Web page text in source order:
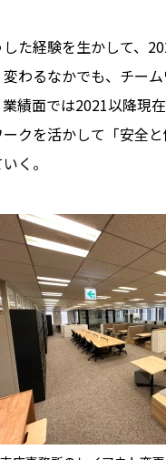
した経験を生かして、
変わるなかでも、チー
績面では2021以降現
ークを活かして「安全
く。